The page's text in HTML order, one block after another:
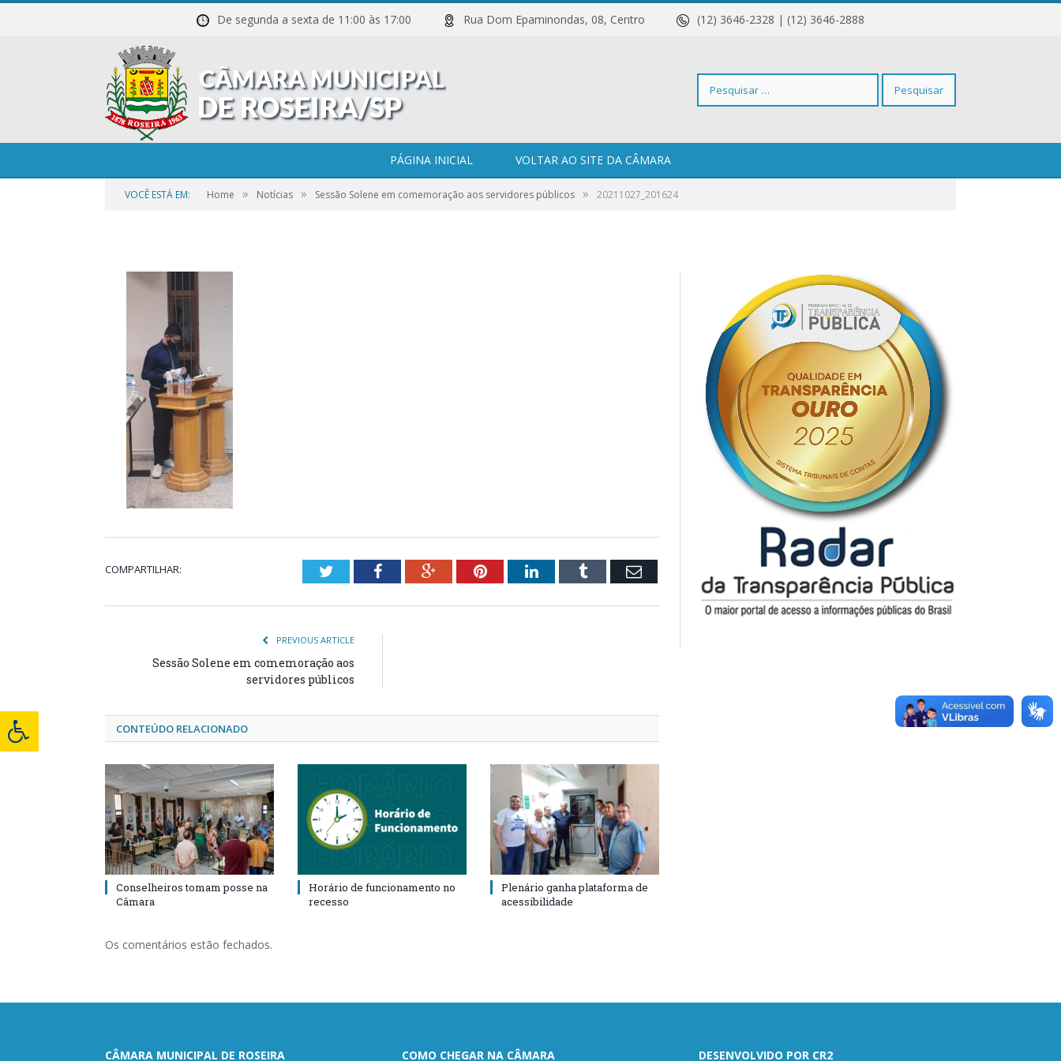
De segunda a sexta de 11:00 às 17:00 Rua Dom Epaminondas, 08, Centro (12) 3646-2328 | (12) 3646-2888
Pesquisar
PÁGINA INICIAL VOLTAR AO SITE DA CÂMARA
VOCÊ ESTÁ EM: Home » Notícias » Sessão Solene em comemoração aos servidores públicos » 20211027_201624
COMPARTILHAR: TwitterFacebookGoogle+PinterestLinkedInTumblr Email
PREVIOUS ARTICLE
Sessão Solene em comemoração aos
servidores públicos
CONTEÚDO RELACIONADO
Conselheiros tomam posse na
Câmara
Horário de funcionamento no
recesso
Plenário ganha plataforma de
acessibilidade
Os comentários estão fechados.
CÂMARA MUNICIPAL DE ROSEIRA COMO CHEGAR NA CÂMARA DESENVOLVIDO POR CR2